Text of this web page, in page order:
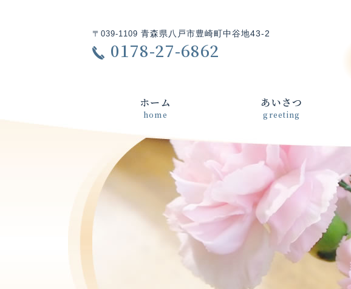
〒039-1109 青森県八戸市豊崎町中谷地43-2
0178-27-6862
ホーム
home
あいさつ
greeting